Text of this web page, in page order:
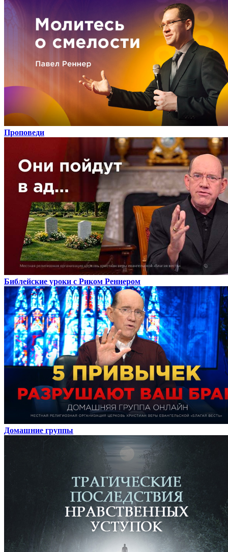
Проповеди
Библейские уроки с Риком Реннером
Домашние группы